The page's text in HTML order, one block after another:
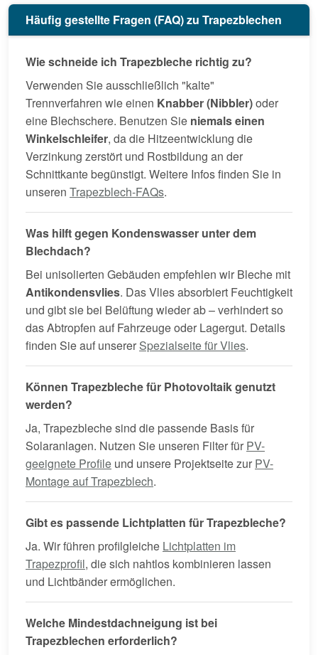
Häufig gestellte Fragen (FAQ) zu Trapezblechen
Wie schneide ich Trapezbleche richtig zu?
Verwenden Sie ausschließlich "kalte"
Trennverfahren wie einen Knabber (Nibbler)oder
eine Blechschere. Benutzen Sie niemals einen
Winkelschleifer, da die Hitzeentwicklung die
Verzinkung zerstört und Rostbildung an der
Schnittkante begünstigt. Weitere Infos finden Sie in
unseren Trapezblech-FAQs.
Was hilft gegen Kondenswasser unter dem
Blechdach?
Bei unisolierten Gebäuden empfehlen wir Bleche mit
Antikondensvlies. Das Vlies absorbiert Feuchtigkeit
und gibt sie bei Belüftung wieder ab – verhindert so
das Abtropfen auf Fahrzeuge oder Lagergut. Details
finden Sie auf unserer Spezialseite für Vlies.
Können Trapezbleche für Photovoltaik genutzt
werden?
Ja, Trapezbleche sind die passende Basis für
Solaranlagen. Nutzen Sie unseren Filter für PV-
geeignete Profile und unsere Projektseite zur PV-
Montage auf Trapezblech.
Gibt es passende Lichtplatten für Trapezbleche?
Ja. Wir führen profilgleiche Lichtplatten im
Trapezprofil, die sich nahtlos kombinieren lassen
und Lichtbänder ermöglichen.
Welche Mindestdachneigung ist bei
Trapezblechen erforderlich?